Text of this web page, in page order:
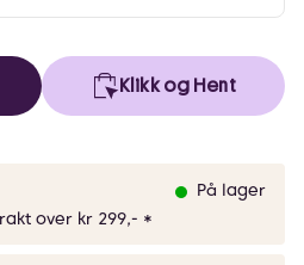
Klikk og Hent
På lager
over kr 299,- *